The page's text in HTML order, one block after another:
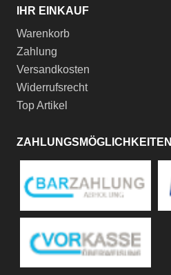
IHR EINKAUF
Warenkorb
Zahlung
Versandkosten
Widerrufsrecht
Top Artikel
ZAHLUNGSMÖGLICHKEITEN